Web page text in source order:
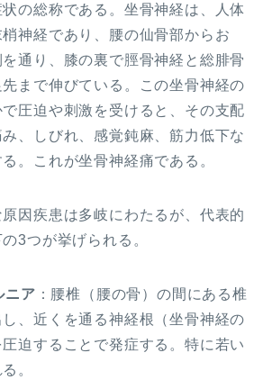
の総称である。坐骨神経は、人体
神経であり、腰の仙骨部からお
通り、膝の裏で脛骨神経と総腓骨
まで伸びている。この坐骨神経の
圧迫や刺激を受けると、その支配
、しびれ、感覚鈍麻、筋力低下な
。これが坐骨神経痛である。
因疾患は多岐にわたるが、代表的
3つが挙げられる。
ニア ：腰椎（腰の骨）の間にある椎
、近くを通る神経根（坐骨神経の
迫することで発症する。特に若い
。